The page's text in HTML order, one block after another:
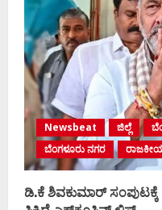
Newsbeat ಜಿಲ್ಲೆ
ಬೆಂಗಳೂರು ನಗರ
ಡಿ.ಕೆ ಶಿವಕುಮಾರ್‌ ಸಂಪುಟಕ್ಕೆ